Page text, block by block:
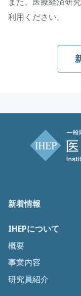
利用ください。
新着情報
IHEPについて
概要
事業内容
研究員紹介